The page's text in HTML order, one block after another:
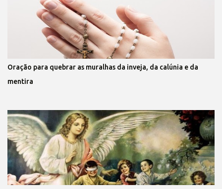
Oração para quebrar as muralhas da inveja, da calúnia e da
mentira